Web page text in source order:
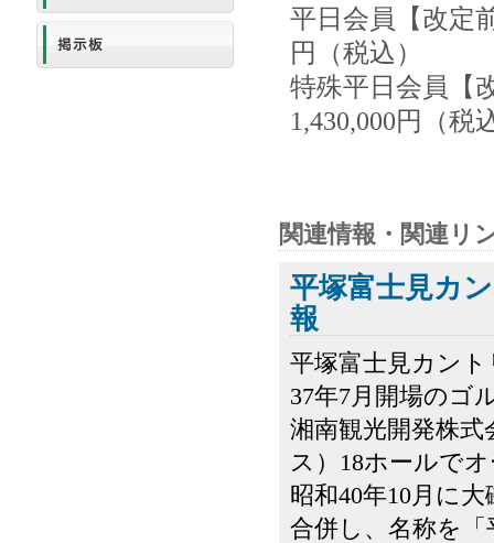
平日会員【改定
円（税込）
特殊平日会員【
1,430,000円（税
関連情報・関連リ
平塚富士見カ
報
平塚富士見カン
37年7月開場のゴ
湘南観光開発株
ス）18ホールで
昭和40年10月に
合併し、名称を